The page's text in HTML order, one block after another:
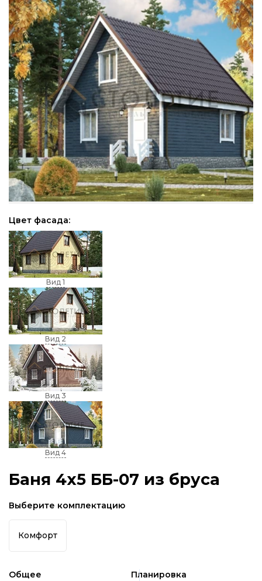
Цвет фасада:
Вид 1
Вид 2
Вид 3
Вид 4
Баня 4х5 ББ-07 из бруса
Выберите комплектацию
Комфорт
Общее
Планировка